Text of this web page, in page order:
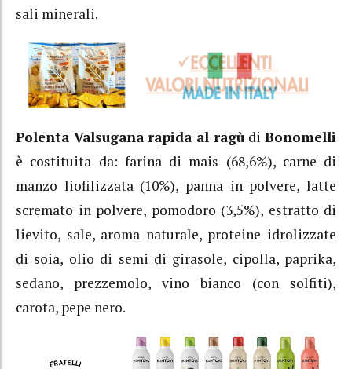
sali minerali.
Polenta Valsugana rapida al ragù di Bonomelli
è costituita da: farina di mais (68,6%), carne di
manzo liofilizzata (10%), panna in polvere, latte
scremato in polvere, pomodoro (3,5%), estratto di
lievito, sale, aroma naturale, proteine idrolizzate
di soia, olio di semi di girasole, cipolla, paprika,
sedano, prezzemolo, vino bianco (con solfiti),
carota, pepe nero.